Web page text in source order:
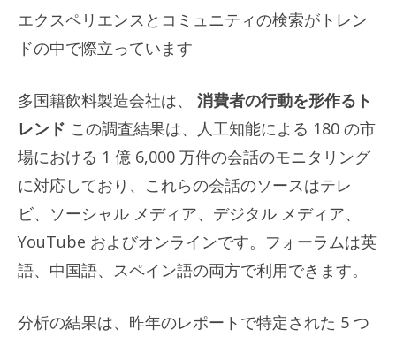
エクスペリエンスとコミュニティの検索がトレン
ドの中で際立っています
多国籍飲料製造会社は、 消費者の行動を形作るト
レンド この調査結果は、人工知能による 180 の市
場における 1 億 6,000 万件の会話のモニタリング
に対応しており、これらの会話のソースはテレ
ビ、ソーシャル メディア、デジタル メディア、
YouTube およびオンラインです。フォーラムは英
語、中国語、スペイン語の両方で利用できます。
分析の結果は、昨年のレポートで特定された 5 つ